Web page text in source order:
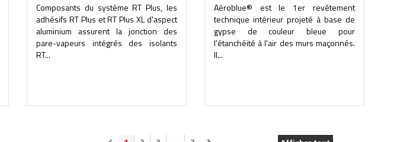
Composants du système RT Plus, les
adhésifs RT Plus et RT Plus XL d'aspect
aluminium assurent la jonction des
pare-vapeurs intégrés des isolants
RT...
Aéroblue® est le 1er revêtement
technique intérieur projeté à base de
gypse de couleur bleue pour
l'étanchéité à l'air des murs maçonnés.
Il...